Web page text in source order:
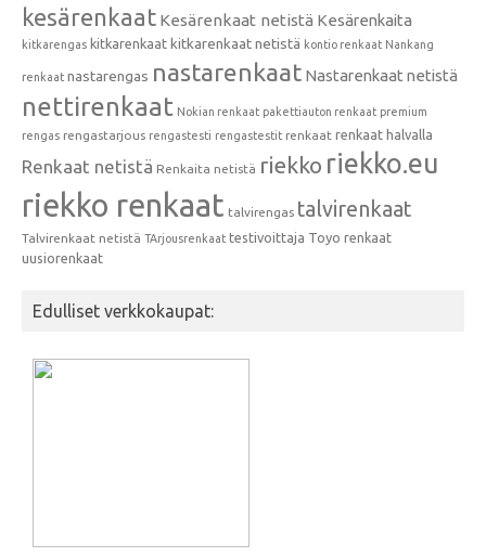
kesärenkaat Kesärenkaat netistä Kesärenkaita
kitkarengas kitkarenkaat kitkarenkaat netistä kontio renkaat Nankang
renkaat nastarengas nastarenkaat Nastarenkaat netistä
nettirenkaat Nokian renkaat pakettiauton renkaat premium
rengas rengastarjous rengastesti rengastestit renkaat renkaat halvalla
Renkaat netistä Renkaita netistä riekko riekko.eu
riekko renkaat talvirengas talvirenkaat
Talvirenkaat netistä TArjousrenkaat testivoittaja Toyo renkaat
uusiorenkaat
Edulliset verkkokaupat: